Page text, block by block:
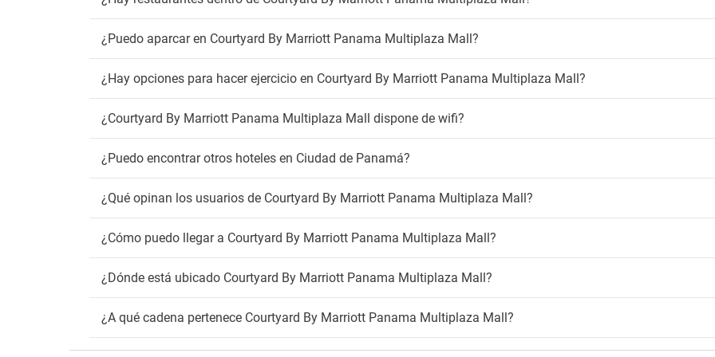
Detector de humo
Zona para fumadores
¿Puedo aparcar en Courtyard By Marriott Panama Multiplaza Mall?
¿Hay opciones para hacer ejercicio en Courtyard By Marriott Panama Multiplaza Mall?
¿Courtyard By Marriott Panama Multiplaza Mall dispone de wifi?
¿Puedo encontrar otros hoteles en Ciudad de Panamá?
¿Qué opinan los usuarios de Courtyard By Marriott Panama Multiplaza Mall?
¿Cómo puedo llegar a Courtyard By Marriott Panama Multiplaza Mall?
¿Dónde está ubicado Courtyard By Marriott Panama Multiplaza Mall?
¿A qué cadena pertenece Courtyard By Marriott Panama Multiplaza Mall?